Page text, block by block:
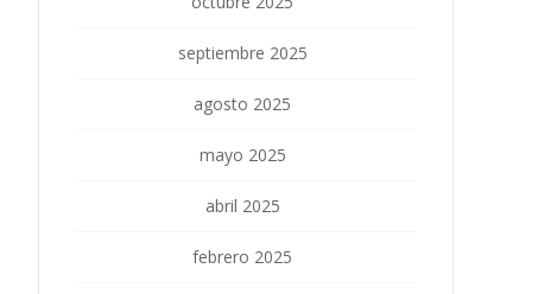
septiembre 2025
agosto 2025
mayo 2025
abril 2025
febrero 2025